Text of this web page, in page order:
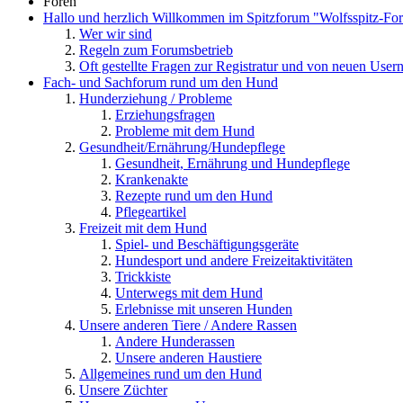
Hallo und herzlich Willkommen im Spitzforum "Wolfsspitz-
Wer wir sind
Regeln zum Forumsbetrieb
Oft gestellte Fragen zur Registratur und von neuen Usern
Fach- und Sachforum rund um den Hund
Hunderziehung / Probleme
Erziehungsfragen
Probleme mit dem Hund
Gesundheit/Ernährung/Hundepflege
Gesundheit, Ernährung und Hundepflege
Krankenakte
Rezepte rund um den Hund
Pflegeartikel
Freizeit mit dem Hund
Spiel- und Beschäftigungsgeräte
Hundesport und andere Freizeitaktivitäten
Trickkiste
Unterwegs mit dem Hund
Erlebnisse mit unseren Hunden
Unsere anderen Tiere / Andere Rassen
Andere Hunderassen
Unsere anderen Haustiere
Allgemeines rund um den Hund
Unsere Züchter